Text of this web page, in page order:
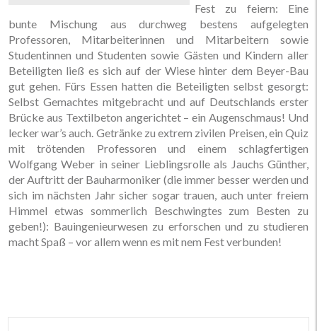
Fest zu feiern: Eine
bunte Mischung aus durchweg bestens aufgelegten
Professoren, Mitarbeiterinnen und Mitarbeitern sowie
Studentinnen und Studenten sowie Gästen und Kindern aller
Beteiligten ließ es sich auf der Wiese hinter dem Beyer-Bau
gut gehen. Fürs Essen hatten die Beteiligten selbst gesorgt:
Selbst Gemachtes mitgebracht und auf Deutschlands erster
Brücke aus Textilbeton angerichtet – ein Augenschmaus! Und
lecker war’s auch. Getränke zu extrem zivilen Preisen, ein Quiz
mit trötenden Professoren und einem schlagfertigen
Wolfgang Weber in seiner Lieblingsrolle als Jauchs Günther,
der Auftritt der Bauharmoniker (die immer besser werden und
sich im nächsten Jahr sicher sogar trauen, auch unter freiem
Himmel etwas sommerlich Beschwingtes zum Besten zu
geben!): Bauingenieurwesen zu erforschen und zu studieren
macht Spaß – vor allem wenn es mit nem Fest verbunden!